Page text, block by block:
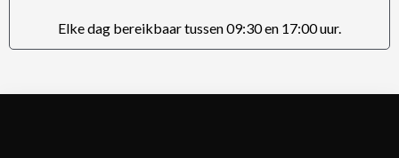
Elke dag bereikbaar tussen 09:30 en 17:00 uur.